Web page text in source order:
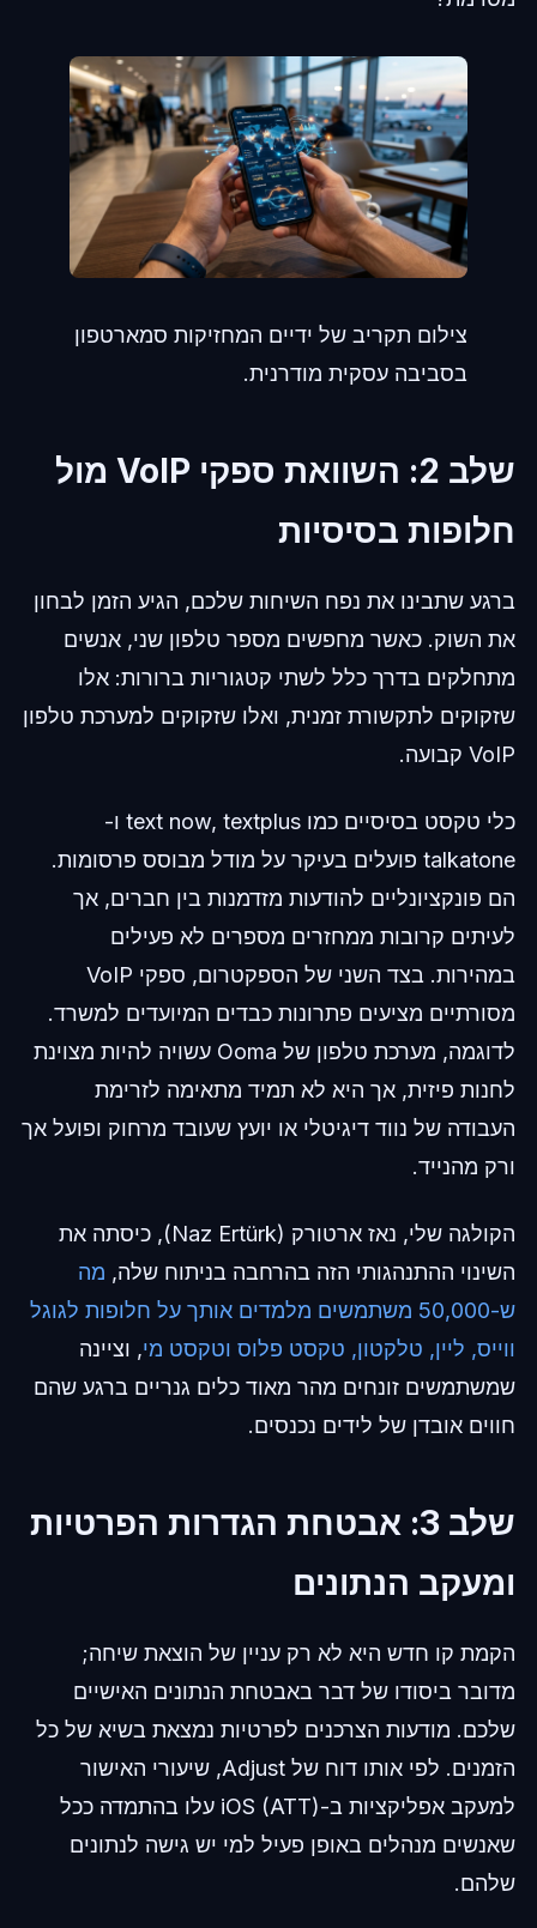
צילום תקריב של ידיים המחזיקות סמארטפון
בסביבה עסקית מודרנית.
שלב 2: השוואת ספקי VoIP מול
חלופות בסיסיות
ברגע שתבינו את נפח השיחות שלכם, הגיע הזמן לבחון
את השוק. כאשר מחפשים מספר טלפון שני, אנשים
מתחלקים בדרך כלל לשתי קטגוריות ברורות: אלו
שזקוקים לתקשורת זמנית, ואלו שזקוקים למערכת טלפון
VoIP קבועה.
כלי טקסט בסיסיים כמו text now, textplus ו-
talkatone פועלים בעיקר על מודל מבוסס פרסומות.
הם פונקציונליים להודעות מזדמנות בין חברים, אך
לעיתים קרובות ממחזרים מספרים לא פעילים
במהירות. בצד השני של הספקטרום, ספקי VoIP
מסורתיים מציעים פתרונות כבדים המיועדים למשרד.
לדוגמה, מערכת טלפון של Ooma עשויה להיות מצוינת
לחנות פיזית, אך היא לא תמיד מתאימה לזרימת
העבודה של נווד דיגיטלי או יועץ שעובד מרחוק ופועל אך
ורק מהנייד.
הקולגה שלי, נאז ארטורק (Naz Ertürk), כיסתה את
השינוי ההתנהגותי הזה בהרחבה בניתוח שלה, מה
ש-50,000 משתמשים מלמדים אותך על חלופות לגוגל
ווייס, ליין, טלקטון, טקסט פלוס וטקסט מי, וציינה
שמשתמשים זונחים מהר מאוד כלים גנריים ברגע שהם
חווים אובדן של לידים נכנסים.
שלב 3: אבטחת הגדרות הפרטיות
ומעקב הנתונים
הקמת קו חדש היא לא רק עניין של הוצאת שיחה;
מדובר ביסודו של דבר באבטחת הנתונים האישיים
שלכם. מודעות הצרכנים לפרטיות נמצאת בשיא של כל
הזמנים. לפי אותו דוח של Adjust, שיעורי האישור
למעקב אפליקציות ב-iOS (ATT) עלו בהתמדה ככל
שאנשים מנהלים באופן פעיל למי יש גישה לנתונים
שלהם.